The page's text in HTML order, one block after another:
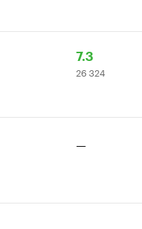
Рейтинг
Кинопоиска
7.3
26
324
26 324
—